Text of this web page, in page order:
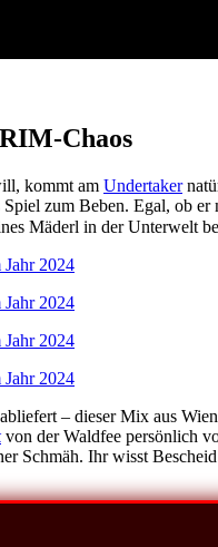
Chaos
kommt am Undertaker
zum Beben. Egal, ob
Mäderl in der Unterwelt
– dieser Mix aus
von der Waldfee persönlich
Schmäh. Ihr wisst